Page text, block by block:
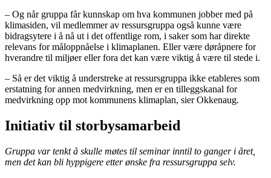
– Og når gruppa får kunnskap om hva kommunen jobber med på
klimasiden, vil medlemmer av ressursgruppa også kunne være
bidragsytere i å nå ut i det offentlige rom, i saker som har direkte
relevans for måloppnåelse i klimaplanen. Eller være døråpnere for
hverandre til miljøer eller fora det kan være viktig å være til stede i.
– Så er det viktig å understreke at ressursgruppa ikke etableres som
erstatning for annen medvirkning, men er en tilleggskanal for
medvirkning opp mot kommunens klimaplan, sier Okkenaug.
Initiativ til storbysamarbeid
Gruppa var tenkt å skulle møtes til seminar inntil to ganger i året,
men det kan bli hyppigere etter ønske fra ressursgruppa selv.